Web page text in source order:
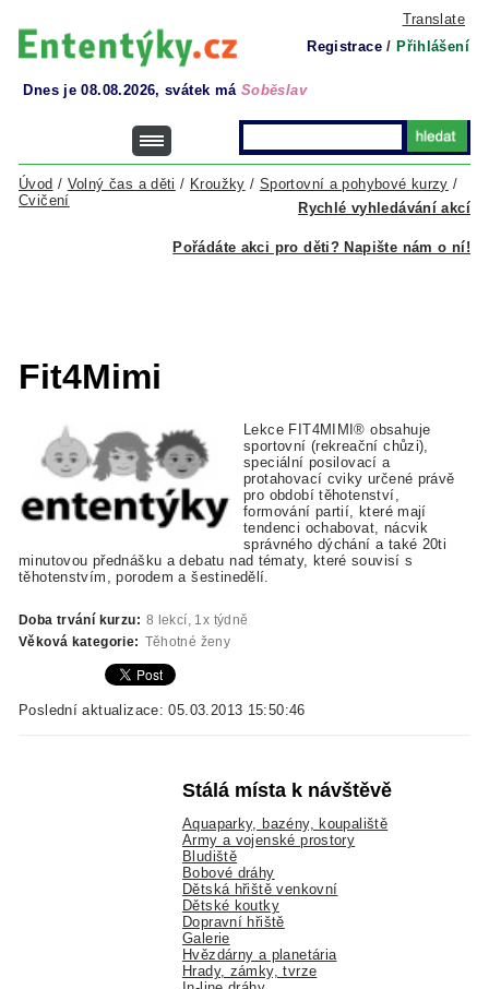
Translate
Registrace / Přihlášení
Dnes je 08.08.2026, svátek má Soběslav
Rychlé vyhledávání akcí
Úvod / Volný čas a děti / Kroužky / Sportovní a pohybové kurzy /
Cvičení
Pořádáte akci pro děti? Napište nám o ní!
Fit4Mimi
Lekce FIT4MIMI® obsahuje
sportovní (rekreační chůzi),
speciální posilovací a
protahovací cviky určené právě
pro období těhotenství,
formování partií, které mají
tendenci ochabovat, nácvik
správného dýchání a také 20ti
minutovou přednášku a debatu nad tématy, které souvisí s
těhotenstvím, porodem a šestinedělí.
Doba trvání kurzu: 8 lekcí, 1x týdně
Věková kategorie: Těhotné ženy
Poslední aktualizace: 05.03.2013 15:50:46
Stálá místa k návštěvě
Aquaparky, bazény, koupaliště
Army a vojenské prostory
Bludiště
Bobové dráhy
Dětská hřiště venkovní
Dětské koutky
Dopravní hřiště
Galerie
Hvězdárny a planetária
Hrady, zámky, tvrze